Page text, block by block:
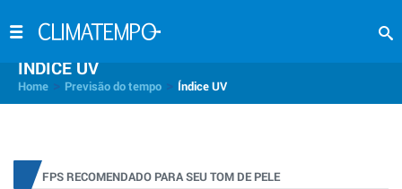
INDICE UV
Home Previsão do tempo Índice UV
FPS RECOMENDADO PARA SEU TOM DE PELE